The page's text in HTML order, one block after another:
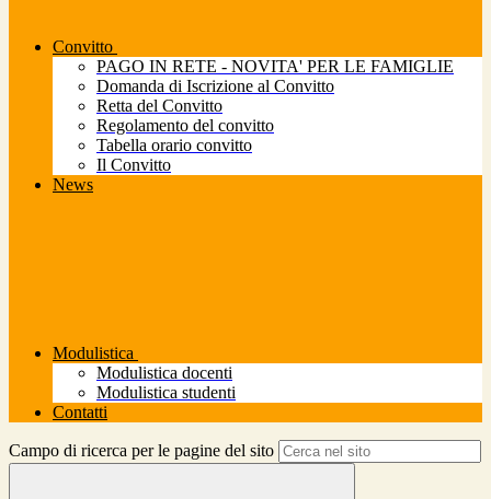
Convitto
PAGO IN RETE - NOVITA' PER LE FAMIGLIE
Domanda di Iscrizione al Convitto
Retta del Convitto
Regolamento del convitto
Tabella orario convitto
Il Convitto
News
Modulistica
Modulistica docenti
Modulistica studenti
Contatti
Campo di ricerca per le pagine del sito